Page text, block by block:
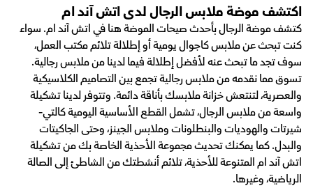
اكتشف موضة ملابس الرجال لدى اتش آند ام
كتشف موضة الرجال بأحدث صيحات الموضة هنا في اتش آند ام. سواء
كنت تبحث عن ملابس كاجوال يومية أو إطلالة تلائم مكتب العمل،
سوف تجد ما تبحث عنه لأفضل إطلالة فيما لدينا من ملابس رجالية.
تسوق مما نقدمه من ملابس رجالية تجمع بين التصاميم الكلاسيكية
والعصرية، لتنتعش خزانة ملابسك بأناقة دائمة. وتتوفر لدينا تشكيلة
واسعة من ملابس الرجال، تشمل القطع الأساسية اليومية كالتي-
شيرتات والهوديات والبنطلونات وملابس الجينز، وحتى الجاكيتات
والبدل. كما يمكنك تحديث مجموعة الأحذية الخاصة بك من تشكيلة
اتش آند ام المتنوعة للأحذية، تلائم أنشطتك من الشاطئ إلى الصالة
الرياضية، وغيرها.